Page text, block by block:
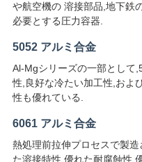
を
要
求
し
な
さ
や航空機の 溶接部品,地下鉄
必要とする圧力容器.
5052 アルミ合金
Al-Mgシリーズの一部として
性,良好な冷たい加工性,およ
性も優れている.
6061 アルミ合金
熱処理前拉伸プロセスで製
た溶接特性,優れた耐腐蝕性,